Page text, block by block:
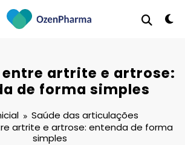
artrite e artrose:
de forma simples
Saúde das articulações
artrite e artrose: entenda de forma
simples